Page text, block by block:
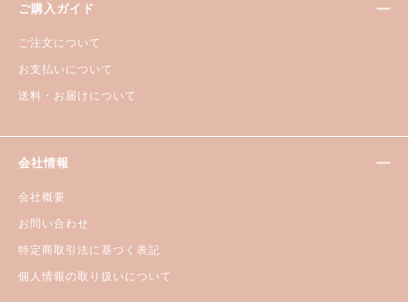
ご購入ガイド
ご注文について
お支払いについて
送料・お届けについて
会社情報
会社概要
お問い合わせ
特定商取引法に基づく表記
個人情報の取り扱いについて